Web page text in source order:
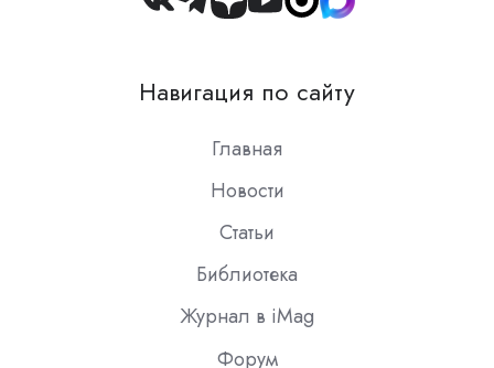
Join
Slack
Навигация по сайту
Главная
Новости
Статьи
Библиотека
Журнал в iMag
Форум